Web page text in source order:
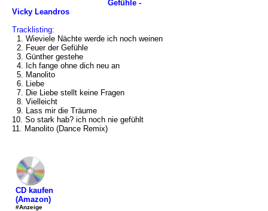
Gefühle -
Vicky Leandros
Tracklisting:
1. Wieviele Nächte werde ich noch weinen
2. Feuer der Gefühle
3. Günther gestehe
4. Ich fange ohne dich neu an
5. Manolito
6. Liebe
7. Die Liebe stellt keine Fragen
8. Vielleicht
9. Lass mir die Träume
10. So stark hab? ich noch nie gefühlt
11. Manolito (Dance Remix)
CD kaufen
(Amazon)
#Anzeige